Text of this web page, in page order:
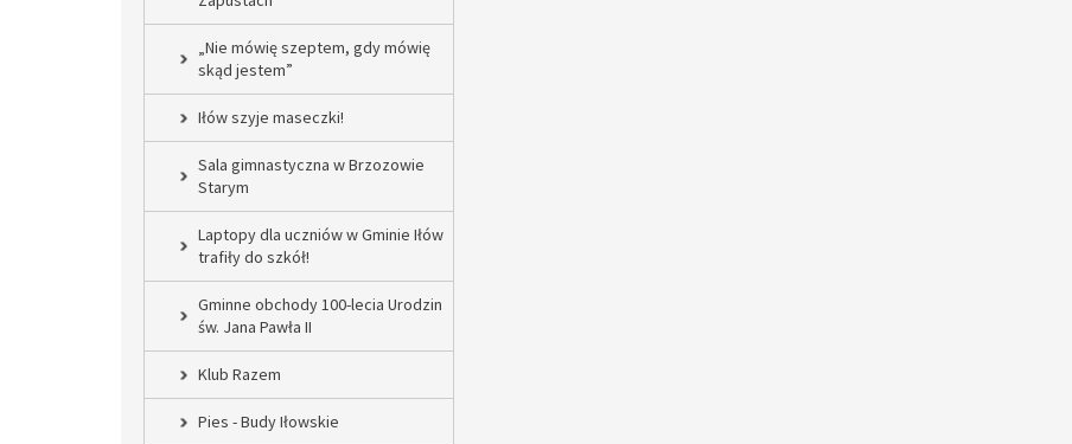
„Nie mówię szeptem, gdy mówię
skąd jestem”
Iłów szyje maseczki!
Sala gimnastyczna w Brzozowie
Starym
Laptopy dla uczniów w Gminie Iłów
trafiły do szkół!
Gminne obchody 100-lecia Urodzin
św. Jana Pawła II
Klub Razem
Pies - Budy Iłowskie